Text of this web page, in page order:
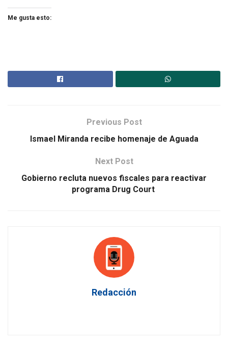
Me gusta esto:
Previous Post
Ismael Miranda recibe homenaje de Aguada
Next Post
Gobierno recluta nuevos fiscales para reactivar
programa Drug Court
Redacción